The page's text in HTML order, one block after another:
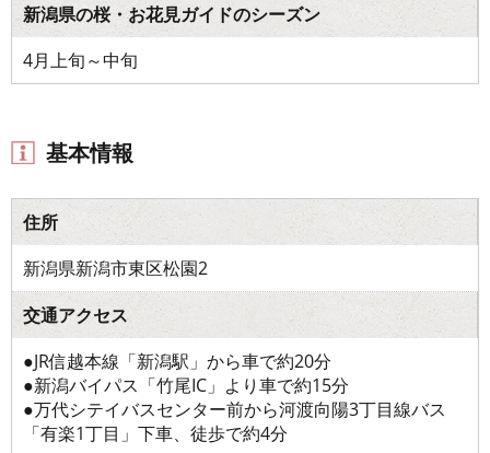
新潟県の桜・お花見ガイドのシーズン
4月上旬～中旬
基本情報
住所
新潟県新潟市東区松園2
交通アクセス
●JR信越本線「新潟駅」から車で約20分
●新潟バイパス「竹尾IC」より車で約15分
●万代シテイバスセンター前から河渡向陽3丁目線バス
「有楽1丁目」下車、徒歩で約4分